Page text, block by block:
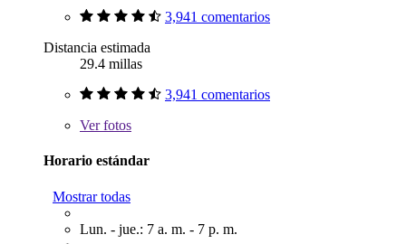
3,941 comentarios
Distancia estimada
29.4 millas
3,941 comentarios
Verfotos
Horario estándar
Mostrar todas
Lun. - jue.: 7 a. m. - 7 p. m.